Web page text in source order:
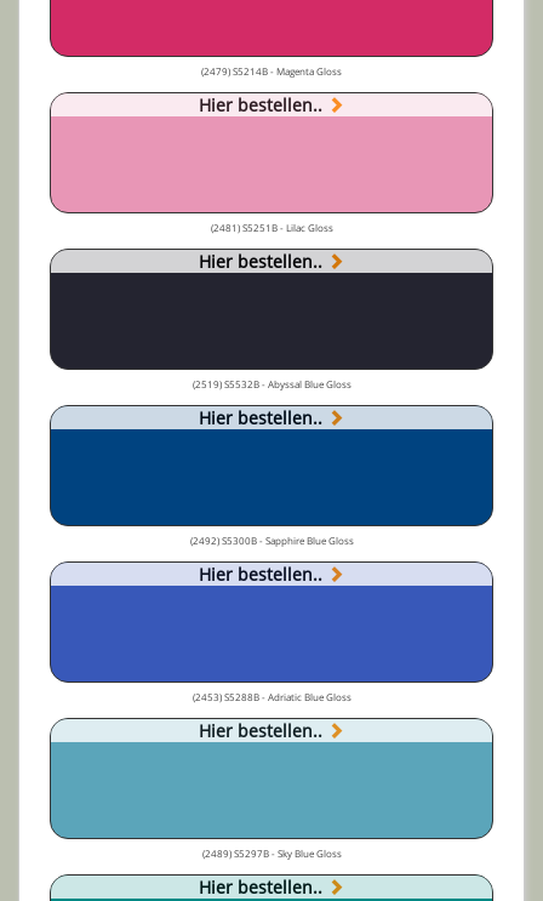
(2479) S5214B - Magenta Gloss
Hier bestellen..
(2481) S5251B - Lilac Gloss
Hier bestellen..
(2519) S5532B - Abyssal Blue Gloss
Hier bestellen..
(2492) S5300B - Sapphire Blue Gloss
Hier bestellen..
(2453) S5288B - Adriatic Blue Gloss
Hier bestellen..
(2489) S5297B - Sky Blue Gloss
Hier bestellen..